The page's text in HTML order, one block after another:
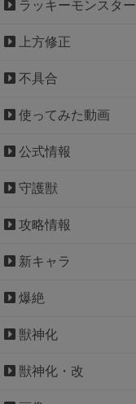
ラッキーモンスター
上方修正
不具合
使ってみた動画
公式情報
守護獣
攻略情報
新キャラ
爆絶
獣神化
獣神化・改